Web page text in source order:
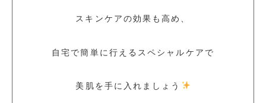
スキンケアの効果も高め、
自宅で簡単に行えるスペシャルケアで
美肌を手に入れましょう